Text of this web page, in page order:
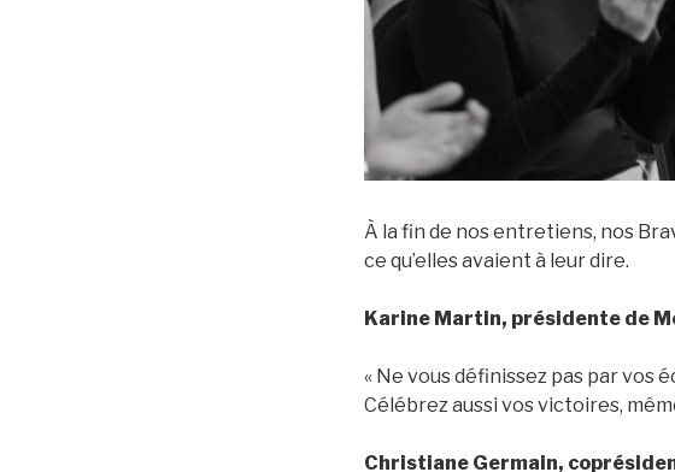
À la fin de nos entretiens, nos
ce qu’elles avaient à leur dire.
Karine Martin, présidente de
« Ne vous définissez pas par vos
Célébrez aussi vos victoires,
Christiane Germain,